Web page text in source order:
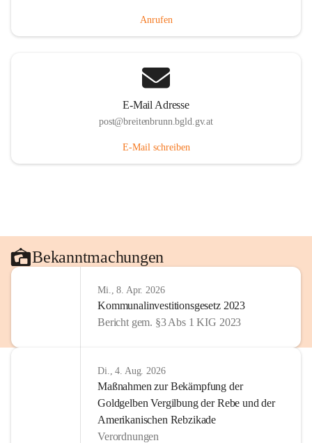
Anrufen
E-Mail Adresse
post@breitenbrunn.bgld.gv.at
E-Mail schreiben
Bekanntmachungen
Mi., 8. Apr. 2026
Kommunalinvestitionsgesetz 2023
Bericht gem. §3 Abs 1 KIG 2023
Di., 4. Aug. 2026
Maßnahmen zur Bekämpfung der
Goldgelben Vergilbung der Rebe und der
Amerikanischen Rebzikade
Verordnungen